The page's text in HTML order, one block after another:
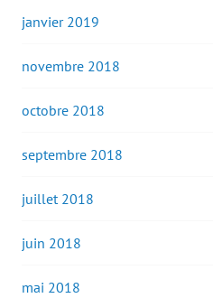
janvier 2019
novembre 2018
octobre 2018
septembre 2018
juillet 2018
juin 2018
mai 2018